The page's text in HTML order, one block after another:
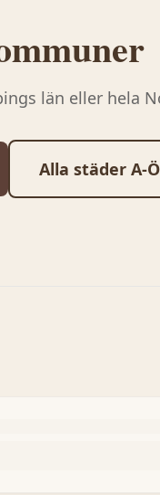
län eller hela
Alla städer A-Ö